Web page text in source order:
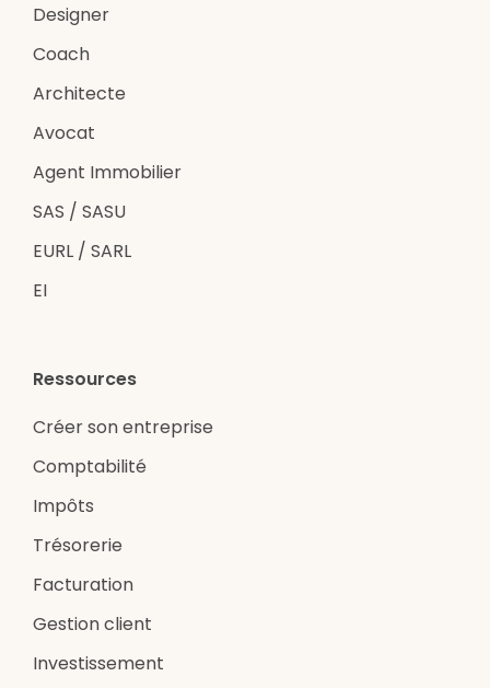
Designer
Coach
Architecte
Avocat
Agent Immobilier
SAS / SASU
EURL / SARL
EI
Ressources
Créer son entreprise
Comptabilité
Impôts
Trésorerie
Facturation
Gestion client
Investissement